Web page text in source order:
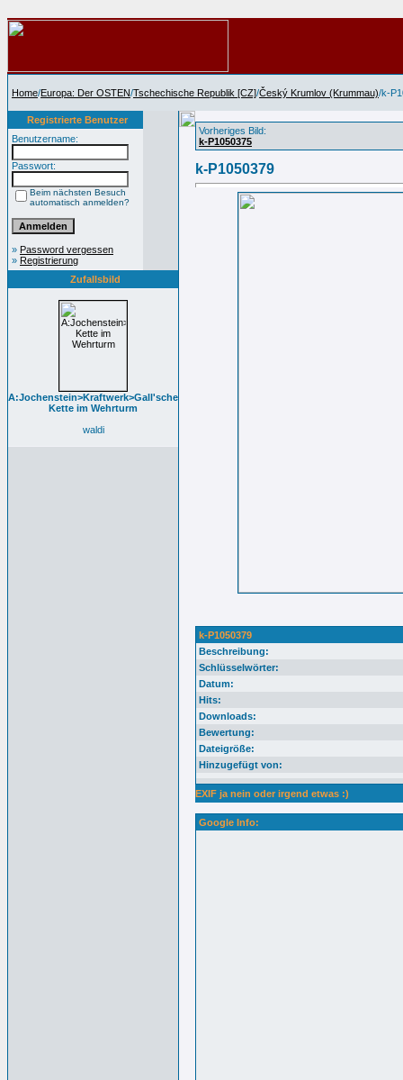
Home/Europa: Der OSTEN/Tschechische Republik [CZ]/Český Krumlov (Krummau)/k-
Registrierte Benutzer
Benutzername:
Passwort:
Beim nächsten Besuch
automatisch anmelden?
» Password vergessen
» Registrierung
Zufallsbild
A:Jochenstein>Kraftwerk>Gall'sche
Kette im Wehrturm
waldi
Vorheriges Bild:
k-P1050375
k-P1050379
k-P1050379
Beschreibung:
Schlüsselwörter:
Datum:
Hits:
Downloads:
Bewertung:
Dateigröße:
Hinzugefügt von:
EXIF ja nein oder irgend etwas :)
Google Info: